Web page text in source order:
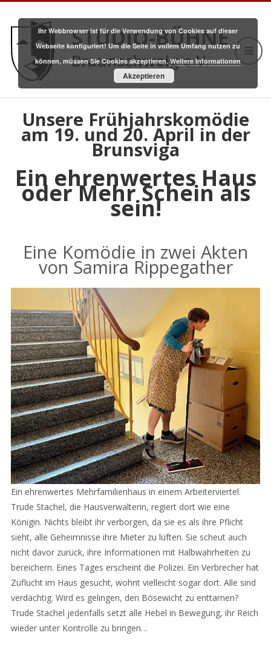
STUDIO-BÜHNE
Braunschweig e.V.
Unsere Frühjahrskomödie
am 19. und 20. April in der
Brunsviga
Ein ehrenwertes Haus
oder Mehr Schein als
sein!
Eine Komödie in zwei Akten
von Samira Rippegather
Ein ehrenwertes Mehrfamilienhaus in einem Arbeiterviertel.
Trude Stachel, die Hausverwalterin, regiert dort wie eine
Königin. Nichts bleibt ihr verborgen, da sie es als ihre Pflicht
sieht, alle Geheimnisse ihre Mieter zu lüften. Sie scheut auch
nicht davor zurück, ihre Informationen mit Halbwahrheiten zu
bereichern. Eines Tages erscheint die Polizei. Ein Verbrecher hat
Zuflucht im Haus gesucht, wohnt vielleicht sogar dort. Alle sind
verdächtig. Wird es gelingen, den Bösewicht zu enttarnen?
Trude Stachel jedenfalls setzt alle Hebel in Bewegung, ihr Reich
wieder unter Kontrolle zu bringen…
Ihr Webbrowser ist für die Verwendung von Cookies auf dieser
Webseite konfiguriert! Um die Seite in vollem Umfang nutzen zu
können, müssen Sie Cookies akzeptieren. Weitere Informationen
Akzeptieren